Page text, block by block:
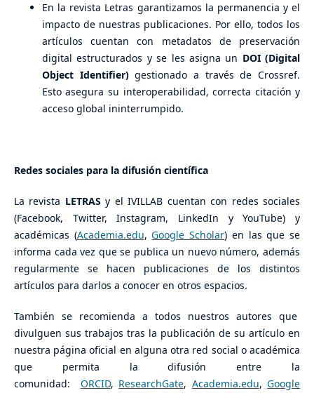
En la revista Letras garantizamos la permanencia y el
impacto de nuestras publicaciones. Por ello, todos los
artículos cuentan con metadatos de preservación
digital estructurados y se les asigna un DOI (Digital
Object Identifier)gestionado a través de Crossref.
Esto asegura su interoperabilidad, correcta citación y
acceso global ininterrumpido.
Redes sociales para la difusión científica
La revista LETRAS y el IVILLAB cuentan con redes sociales
(Facebook, Twitter, Instagram, LinkedIn y YouTube) y
académicas (Academia.edu,Google Scholar) en las que se
informa cada vez que se publica un nuevo número, además
regularmente se hacen publicaciones de los distintos
artículos para darlos a conocer en otros espacios.
También se recomienda a todos nuestros autores que
divulguen sus trabajos tras la publicación de su artículo en
nuestra página oficial en alguna otra red social o académica
que permita la difusión entre la
comunidad: ORCID, ResearchGate, Academia.edu,Google